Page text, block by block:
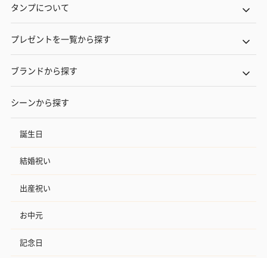
タンプについて
プレゼントを一覧から探す
ブランドから探す
シーンから探す
誕生日
結婚祝い
出産祝い
お中元
記念日